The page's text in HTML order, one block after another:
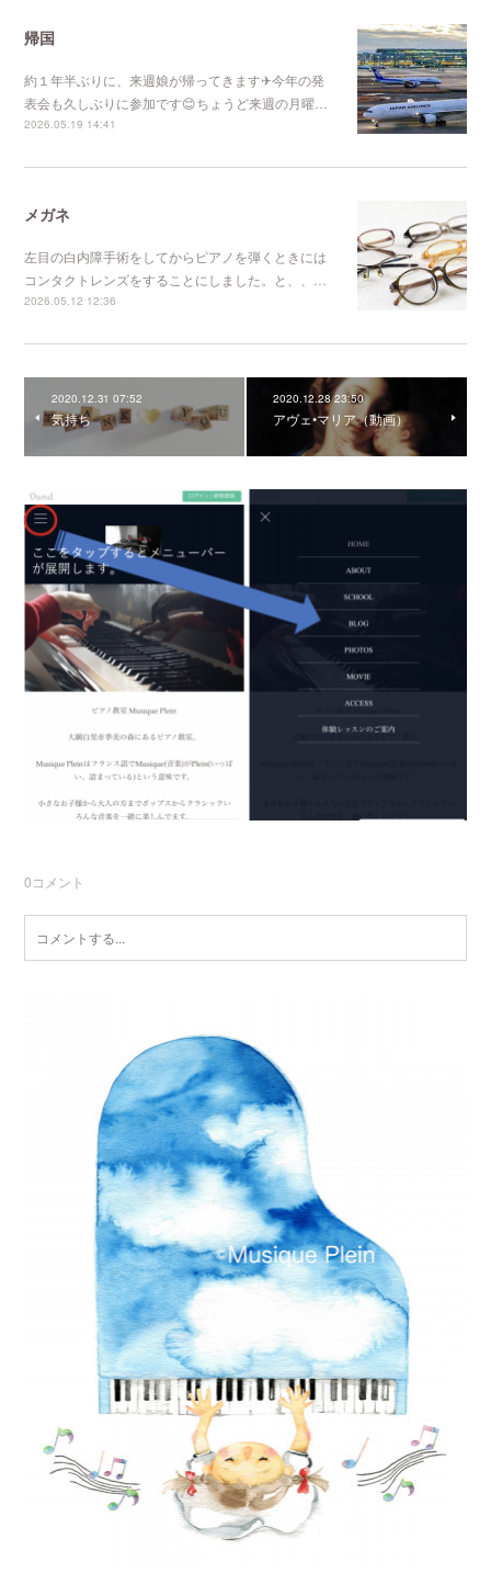
帰国
約１年半ぶりに、来週娘が帰ってきます✈今年の発
表会も久しぶりに参加です😊ちょうど来週の月曜…
2026.05.19 14:41
メガネ
左目の白内障手術をしてからピアノを弾くときには
コンタクトレンズをすることにしました。と、、…
2026.05.12 12:36
2020.12.31 07:52
気持ち
2020.12.28 23:50
アヴェ•マリア（動画）
0コメント